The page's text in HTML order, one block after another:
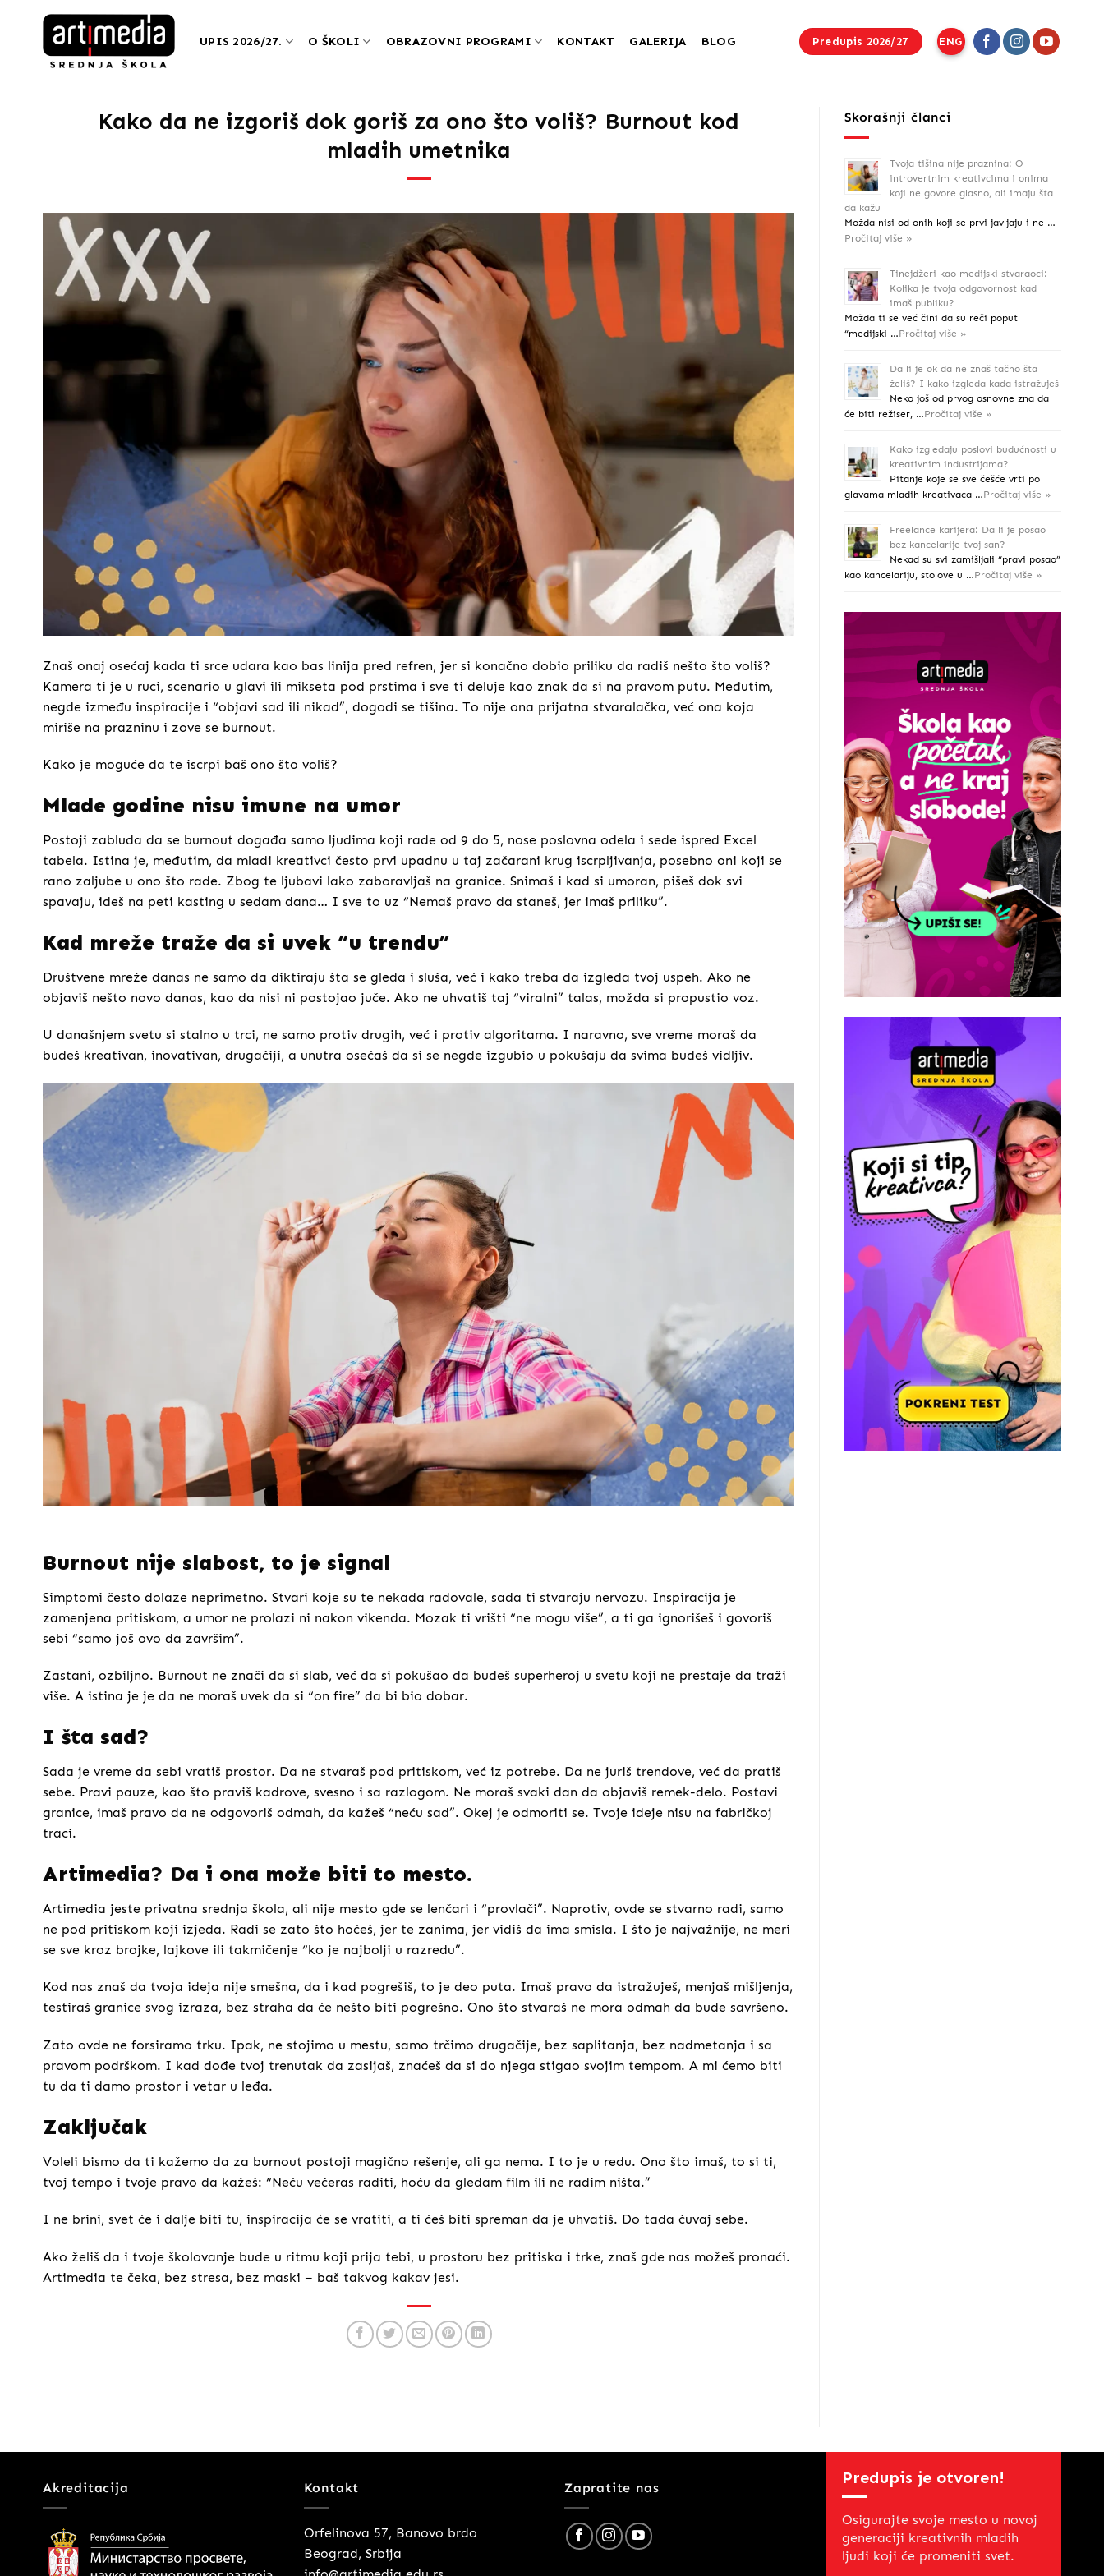
sadržaj
UPIS 2026/27. O ŠKOLI OBRAZOVNI PROGRAMI KONTAKT GALERIJA BLOG Predupis 2026/27 ENG
Kako da ne izgoriš dok goriš za ono što voliš? Burnout kod
mladih umetnika
Znaš onaj osećaj kada ti srce udara kao bas linija pred refren, jer si konačno dobio priliku da radiš nešto što voliš?
Kamera ti je u ruci, scenario u glavi ili mikseta pod prstima i sve ti deluje kao znak da si na pravom putu. Međutim,
negde između inspiracije i “objavi sad ili nikad”, dogodi se tišina. To nije ona prijatna stvaralačka, već ona koja
miriše na prazninu i zove se burnout.
Kako je moguće da te iscrpi baš ono što voliš?
Mlade godine nisu imune na umor
Postoji zabluda da se burnout događa samo ljudima koji rade od 9 do 5, nose poslovna odela i sede ispred Excel
tabela. Istina je, međutim, da mladi kreativci često prvi upadnu u taj začarani krug iscrpljivanja, posebno oni koji se
rano zaljube u ono što rade. Zbog te ljubavi lako zaboravljaš na granice. Snimaš i kad si umoran, pišeš dok svi
spavaju, ideš na peti kasting u sedam dana… I sve to uz “Nemaš pravo da staneš, jer imaš priliku”.
Kad mreže traže da si uvek “u trendu”
Društvene mreže danas ne samo da diktiraju šta se gleda i sluša, već i kako treba da izgleda tvoj uspeh. Ako ne
objaviš nešto novo danas, kao da nisi ni postojao juče. Ako ne uhvatiš taj “viralni” talas, možda si propustio voz.
U današnjem svetu si stalno u trci, ne samo protiv drugih, već i protiv algoritama. I naravno, sve vreme moraš da
budeš kreativan, inovativan, drugačiji, a unutra osećaš da si se negde izgubio u pokušaju da svima budeš vidljiv.
Burnout nije slabost, to je signal
Simptomi često dolaze neprimetno. Stvari koje su te nekada radovale, sada ti stvaraju nervozu. Inspiracija je
zamenjena pritiskom, a umor ne prolazi ni nakon vikenda. Mozak ti vrišti “ne mogu više”, a ti ga ignorišeš i govoriš
sebi “samo još ovo da završim”.
Zastani, ozbiljno. Burnout ne znači da si slab, već da si pokušao da budeš superheroj u svetu koji ne prestaje da traži
više. A istina je je da ne moraš uvek da si “on fire” da bi bio dobar.
I šta sad?
Sada je vreme da sebi vratiš prostor. Da ne stvaraš pod pritiskom, već iz potrebe. Da ne juriš trendove, već da pratiš
sebe. Pravi pauze, kao što praviš kadrove, svesno i sa razlogom. Ne moraš svaki dan da objaviš remek-delo. Postavi
granice, imaš pravo da ne odgovoriš odmah, da kažeš “neću sad”. Okej je odmoriti se. Tvoje ideje nisu na fabričkoj
traci.
Artimedia? Da i ona može biti to mesto.
Artimedia jeste privatna srednja škola, ali nije mesto gde se lenčari i “provlači”. Naprotiv, ovde se stvarno radi, samo
ne pod pritiskom koji izjeda. Radi se zato što hoćeš, jer te zanima, jer vidiš da ima smisla. I što je najvažnije, ne meri
se sve kroz brojke, lajkove ili takmičenje “ko je najbolji u razredu”.
Kod nas znaš da tvoja ideja nije smešna, da i kad pogrešiš, to je deo puta. Imaš pravo da istražuješ, menjaš mišljenja,
testiraš granice svog izraza, bez straha da će nešto biti pogrešno. Ono što stvaraš ne mora odmah da bude savršeno.
Zato ovde ne forsiramo trku. Ipak, ne stojimo u mestu, samo trčimo drugačije, bez saplitanja, bez nadmetanja i sa
pravom podrškom. I kad dođe tvoj trenutak da zasijaš, znaćeš da si do njega stigao svojim tempom. A mi ćemo biti
tu da ti damo prostor i vetar u leđa.
Zaključak
Voleli bismo da ti kažemo da za burnout postoji magično rešenje, ali ga nema. I to je u redu. Ono što imaš, to si ti,
tvoj tempo i tvoje pravo da kažeš: “Neću večeras raditi, hoću da gledam film ili ne radim ništa.”
I ne brini, svet će i dalje biti tu, inspiracija će se vratiti, a ti ćeš biti spreman da je uhvatiš. Do tada čuvaj sebe.
Ako želiš da i tvoje školovanje bude u ritmu koji prija tebi, u prostoru bez pritiska i trke, znaš gde nas možeš pronaći.
Artimedia te čeka, bez stresa, bez maski – baš takvog kakav jesi.
Skorašnji članci
Tvoja tišina nije praznina: O
introvertnim kreativcima i onima
koji ne govore glasno, ali imaju šta
da kažu
Možda nisi od onih koji se prvi javljaju i ne …
Pročitaj više »
Tinejdžeri kao medijski stvaraoci:
Kolika je tvoja odgovornost kad
imaš publiku?
Možda ti se već čini da su reči poput
“medijski …Pročitaj više »
Da li je ok da ne znaš tačno šta
želiš? I kako izgleda kada istražuješ
Neko još od prvog osnovne zna da
će biti režiser, …Pročitaj više »
Kako izgledaju poslovi budućnosti u
kreativnim industrijama?
Pitanje koje se sve češće vrti po
glavama mladih kreativaca …Pročitaj više »
Freelance karijera: Da li je posao
bez kancelarije tvoj san?
Nekad su svi zamišljali “pravi posao”
kao kancelariju, stolove u …Pročitaj više »
Akreditacija Kontakt
Orfelinova 57, Banovo brdo
Beograd, Srbija
Zapratite nas
Predupis je otvoren!
Osigurajte svoje mesto u novoj
generaciji kreativnih mladih
ljudi koji će promeniti svet.